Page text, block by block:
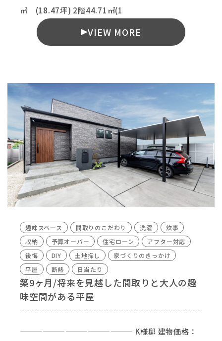
㎡ (18.47坪) 2階44.71㎡(1
VIEW MORE
趣味スペース 間取りのこだわり 洗濯
炊事
収納
予算オーバー 住宅ローン
アフター対応
後悔
DIY 土地探し
家づくりのきっかけ
平屋
断熱 日当たり
築9ヶ月/将来を見越した間取りと大人の趣
味空間がある平屋
——————————————— K様邸 建物価格：